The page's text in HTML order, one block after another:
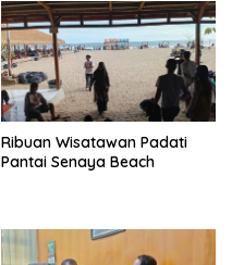
Ribuan Wisatawan Padati
Pantai Senaya Beach